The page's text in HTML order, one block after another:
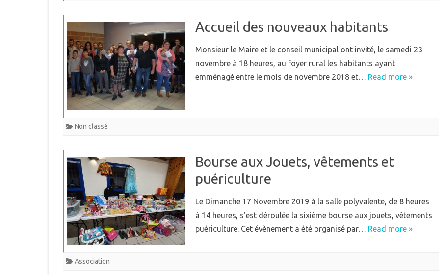
INTERCOMMUNALITÉ
DÉMARCHES ADMINISTRATIVES
LE PLU
Accueil des nouveaux habitants
Monsieur le Maire et le conseil municipal ont invité, le samedi 23
novembre à 18 heures, au foyer rural les habitants ayant
emménagé entre le mois de novembre 2018 et… Read more »
Non classé
Bourse aux Jouets, vêtements et
puériculture
Le Dimanche 17 Novembre 2019 à la salle polyvalente, de 8 heures
à 14 heures, s’est déroulée la sixième bourse aux jouets, vêtements
puériculture. Cet évènement a été organisé par… Read more »
Association